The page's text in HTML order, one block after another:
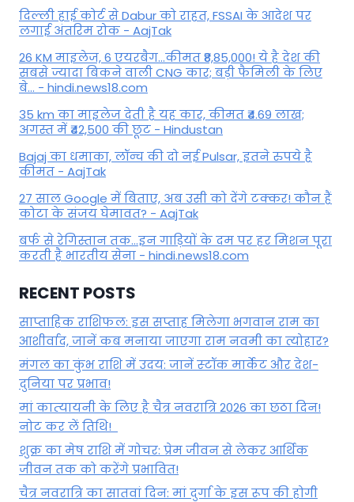
दिल्ली हाई कोर्ट से Dabur को राहत, FSSAI के आदेश पर
लगाई अंतरिम रोक - AajTak
26 KM माइलेज, 6 एयरबैग...कीमत ₹8,85,000! ये है देश की
सबसे ज्यादा बिकने वाली CNG कार; बड़ी फैमिली के लिए
बे... - hindi.news18.com
35 km का माइलेज देती है यह कार, कीमत ₹4.69 लाख;
अगस्त में ₹42,500 की छूट - Hindustan
Bajaj का धमाका, लॉन्च की दो नई Pulsar, इतने रुपये है
कीमत - AajTak
27 साल Google में बिताए, अब उसी को देंगे टक्कर! कौन हैं
कोटा के संजय घेमावत? - AajTak
बर्फ से रेगिस्तान तक...इन गाड़ियों के दम पर हर मिशन पूरा
करती है भारतीय सेना - hindi.news18.com
RECENT POSTS
साप्ताहिक राशिफल: इस सप्ताह मिलेगा भगवान राम का
आशीर्वाद, जानें कब मनाया जाएगा राम नवमी का त्योहार?
मंगल का कुंभ राशि में उदय: जानें स्‍टॉक मार्केट और देश-
दुनिया पर प्रभाव!
मां कात्‍यायनी के लिए है चैत्र नवरात्रि 2026 का छठा दिन!
नोट कर लें तिथि!
शुक्र का मेष राशि में गोचर: प्रेम जीवन से लेकर आर्थिक
जीवन तक को करेंगे प्रभावित!
चैत्र नवरात्रि का सातवां दिन: मां दुर्गा के इस रूप की होगी